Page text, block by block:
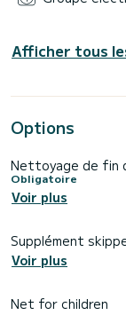
Afficher tous
Options
Nettoyage de fin
Obligatoire
Voir plus
Supplément
Voir plus
Net for children